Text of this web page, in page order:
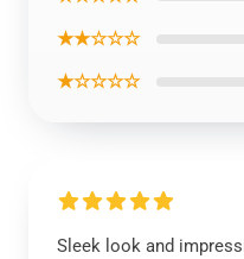
★★☆☆☆
★☆☆☆☆
Sleek look and